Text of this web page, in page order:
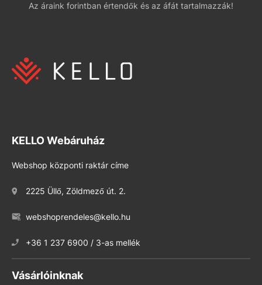
Az áraink forintban értendők és az áfát tartalmazzák!
KELLO Webáruház
Webshop központi raktár címe
2225 Üllő, Zöldmező út. 2.
webshoprendeles@kello.hu
+36 1 237 6900 / 3-as mellék
Vásárlóinknak